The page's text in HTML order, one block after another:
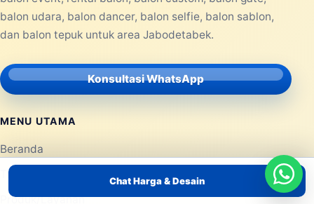
Chat Harga & Desain
balon udara, balon dancer, balon selfie, balon sablon,
dan balon tepuk untuk area Jabodetabek.
Konsultasi WhatsApp
MENU UTAMA
Beranda
Tentang Kami
Produk/Layanan